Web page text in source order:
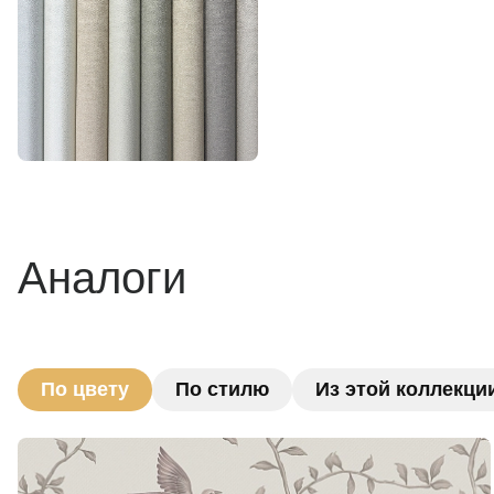
Аналоги
По цвету По стилю Из этой